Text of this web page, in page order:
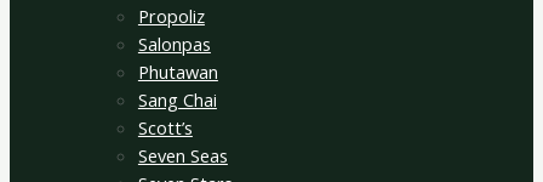
Propoliz
Salonpas
Phutawan
Sang Chai
Scott’s
Seven Seas